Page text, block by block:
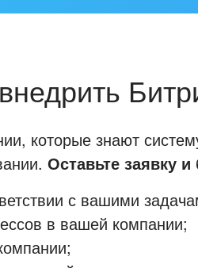
которые знают
Оставьте заявку
с вашими
в вашей компании;